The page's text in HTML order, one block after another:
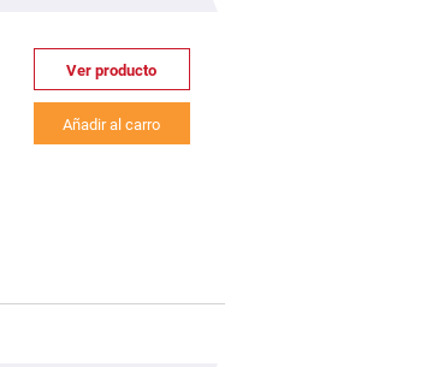
Ver producto
Añadir al carro